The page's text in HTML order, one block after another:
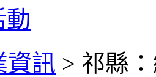
動
資訊 > 祁縣